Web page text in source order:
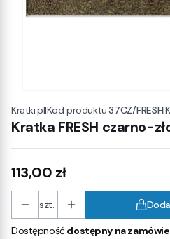
Kratki.pl|Kod produktu:37CZ/FRESH|
Kratka FRESH czarno-
Cena
113,00 zł
szt.
Dostępność:dostępny na